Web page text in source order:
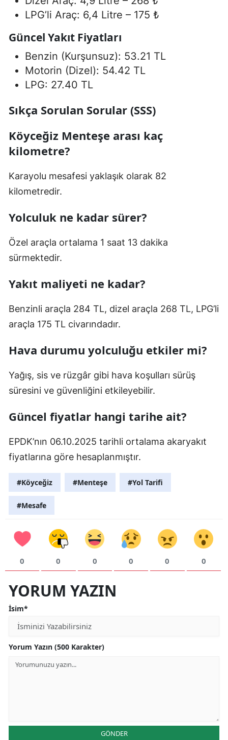
LPG’li Araç: 6,4 Litre – 175 ₺
Güncel Yakıt Fiyatları
Benzin (Kurşunsuz): 53.21 TL
Motorin (Dizel): 54.42 TL
LPG: 27.40 TL
Sıkça Sorulan Sorular (SSS)
Köyceğiz Menteşe arası kaç
kilometre?
Karayolu mesafesi yaklaşık olarak 82
kilometredir.
Yolculuk ne kadar sürer?
Özel araçla ortalama 1 saat 13 dakika
sürmektedir.
Yakıt maliyeti ne kadar?
Benzinli araçla 284 TL, dizel araçla 268 TL, LPG’li
araçla 175 TL civarındadır.
Hava durumu yolculuğu etkiler mi?
Yağış, sis ve rüzgâr gibi hava koşulları sürüş
süresini ve güvenliğini etkileyebilir.
Güncel fiyatlar hangi tarihe ait?
EPDK’nın 06.10.2025 tarihli ortalama akaryakıt
fiyatlarına göre hesaplanmıştır.
#Köyceğiz #Menteşe #Yol Tarifi
#Mesafe
0 0 0 0 0 0
YORUM YAZIN
İsim*
Yorum Yazın (500 Karakter)
GÖNDER